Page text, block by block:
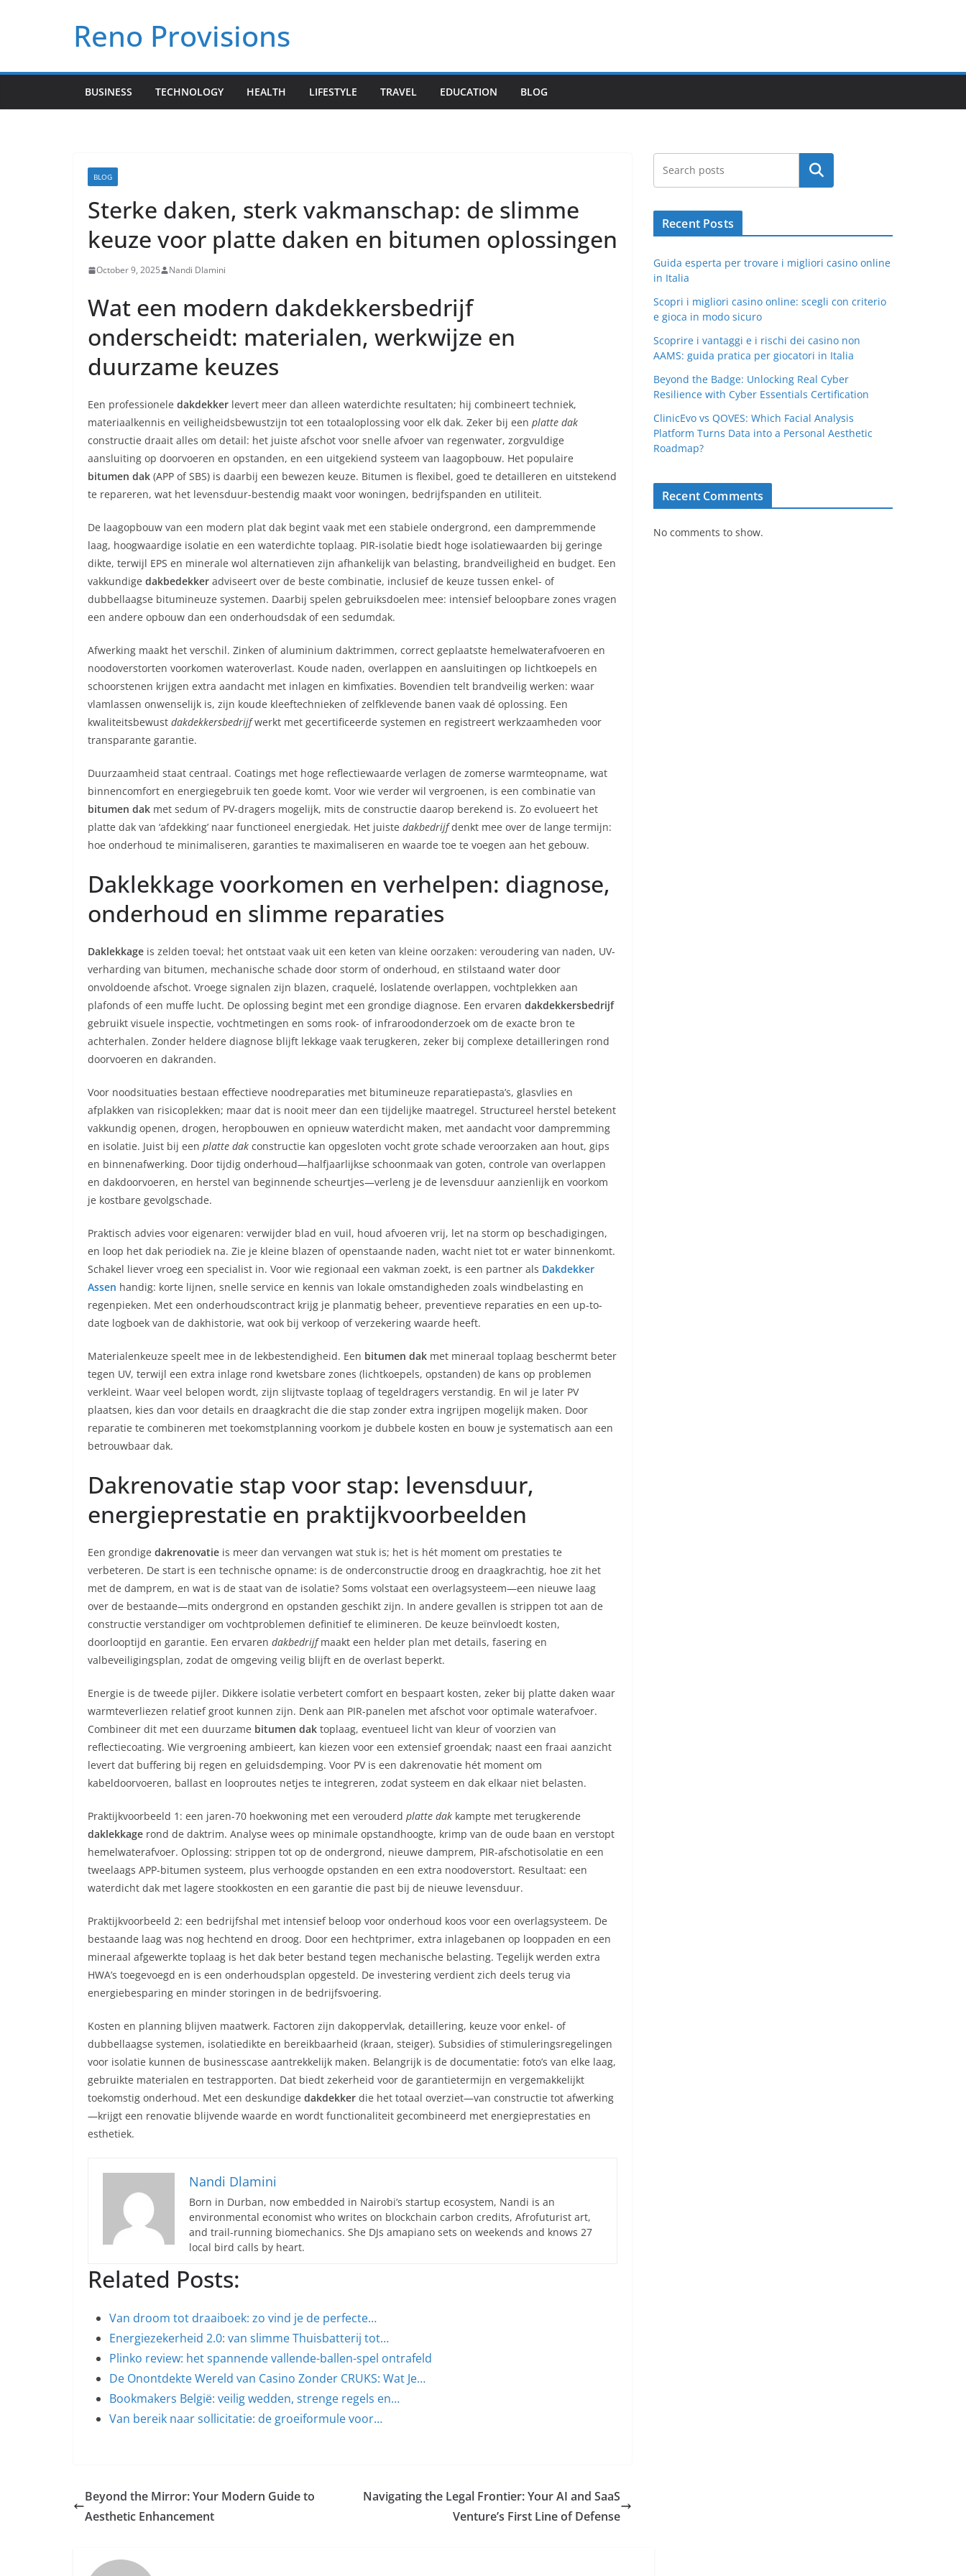
Reno Provisions
BUSINESS TECHNOLOGY HEALTH LIFESTYLE TRAVEL EDUCATION BLOG
BLOG
Sterke daken, sterk vakmanschap: de slimme
keuze voor platte daken en bitumen oplossingen
October 9, 2025 Nandi Dlamini
Wat een modern dakdekkersbedrijf
onderscheidt: materialen, werkwijze en
duurzame keuzes
Een professionele dakdekker levert meer dan alleen waterdichte resultaten; hij combineert techniek,
materiaalkennis en veiligheidsbewustzijn tot een totaaloplossing voor elk dak. Zeker bij een platte dak
constructie draait alles om detail: het juiste afschot voor snelle afvoer van regenwater, zorgvuldige
aansluiting op doorvoeren en opstanden, en een uitgekiend systeem van laagopbouw. Het populaire
bitumen dak (APP of SBS) is daarbij een bewezen keuze. Bitumen is flexibel, goed te detailleren en uitstekend
te repareren, wat het levensduur-bestendig maakt voor woningen, bedrijfspanden en utiliteit.
De laagopbouw van een modern plat dak begint vaak met een stabiele ondergrond, een dampremmende
laag, hoogwaardige isolatie en een waterdichte toplaag. PIR-isolatie biedt hoge isolatiewaarden bij geringe
dikte, terwijl EPS en minerale wol alternatieven zijn afhankelijk van belasting, brandveiligheid en budget. Een
vakkundige dakbedekker adviseert over de beste combinatie, inclusief de keuze tussen enkel- of
dubbellaagse bitumineuze systemen. Daarbij spelen gebruiksdoelen mee: intensief beloopbare zones vragen
een andere opbouw dan een onderhoudsdak of een sedumdak.
Afwerking maakt het verschil. Zinken of aluminium daktrimmen, correct geplaatste hemelwaterafvoeren en
noodoverstorten voorkomen wateroverlast. Koude naden, overlappen en aansluitingen op lichtkoepels en
schoorstenen krijgen extra aandacht met inlagen en kimfixaties. Bovendien telt brandveilig werken: waar
vlamlassen onwenselijk is, zijn koude kleeftechnieken of zelfklevende banen vaak dé oplossing. Een
kwaliteitsbewust dakdekkersbedrijfwerkt met gecertificeerde systemen en registreert werkzaamheden voor
transparante garantie.
Duurzaamheid staat centraal. Coatings met hoge reflectiewaarde verlagen de zomerse warmteopname, wat
binnencomfort en energiegebruik ten goede komt. Voor wie verder wil vergroenen, is een combinatie van
bitumen dak met sedum of PV-dragers mogelijk, mits de constructie daarop berekend is. Zo evolueert het
platte dak van ‘afdekking’ naar functioneel energiedak. Het juiste dakbedrijfdenkt mee over de lange termijn:
hoe onderhoud te minimaliseren, garanties te maximaliseren en waarde toe te voegen aan het gebouw.
Daklekkage voorkomen en verhelpen: diagnose,
onderhoud en slimme reparaties
Daklekkage is zelden toeval; het ontstaat vaak uit een keten van kleine oorzaken: veroudering van naden, UV-
verharding van bitumen, mechanische schade door storm of onderhoud, en stilstaand water door
onvoldoende afschot. Vroege signalen zijn blazen, craquelé, loslatende overlappen, vochtplekken aan
plafonds of een muffe lucht. De oplossing begint met een grondige diagnose. Een ervaren dakdekkersbedrijf
gebruikt visuele inspectie, vochtmetingen en soms rook- of infraroodonderzoek om de exacte bron te
achterhalen. Zonder heldere diagnose blijft lekkage vaak terugkeren, zeker bij complexe detailleringen rond
doorvoeren en dakranden.
Voor noodsituaties bestaan effectieve noodreparaties met bitumineuze reparatiepasta’s, glasvlies en
afplakken van risicoplekken; maar dat is nooit meer dan een tijdelijke maatregel. Structureel herstel betekent
vakkundig openen, drogen, heropbouwen en opnieuw waterdicht maken, met aandacht voor dampremming
en isolatie. Juist bij een platte dak constructie kan opgesloten vocht grote schade veroorzaken aan hout, gips
en binnenafwerking. Door tijdig onderhoud—halfjaarlijkse schoonmaak van goten, controle van overlappen
en dakdoorvoeren, en herstel van beginnende scheurtjes—verleng je de levensduur aanzienlijk en voorkom
je kostbare gevolgschade.
Praktisch advies voor eigenaren: verwijder blad en vuil, houd afvoeren vrij, let na storm op beschadigingen,
en loop het dak periodiek na. Zie je kleine blazen of openstaande naden, wacht niet tot er water binnenkomt.
Schakel liever vroeg een specialist in. Voor wie regionaal een vakman zoekt, is een partner als Dakdekker
Assen handig: korte lijnen, snelle service en kennis van lokale omstandigheden zoals windbelasting en
regenpieken. Met een onderhoudscontract krijg je planmatig beheer, preventieve reparaties en een up-to-
date logboek van de dakhistorie, wat ook bij verkoop of verzekering waarde heeft.
Materialenkeuze speelt mee in de lekbestendigheid. Een bitumen dak met mineraal toplaag beschermt beter
tegen UV, terwijl een extra inlage rond kwetsbare zones (lichtkoepels, opstanden) de kans op problemen
verkleint. Waar veel belopen wordt, zijn slijtvaste toplaag of tegeldragers verstandig. En wil je later PV
plaatsen, kies dan voor details en draagkracht die die stap zonder extra ingrijpen mogelijk maken. Door
reparatie te combineren met toekomstplanning voorkom je dubbele kosten en bouw je systematisch aan een
betrouwbaar dak.
Dakrenovatie stap voor stap: levensduur,
energieprestatie en praktijkvoorbeelden
Een grondige dakrenovatie is meer dan vervangen wat stuk is; het is hét moment om prestaties te
verbeteren. De start is een technische opname: is de onderconstructie droog en draagkrachtig, hoe zit het
met de damprem, en wat is de staat van de isolatie? Soms volstaat een overlagsysteem—een nieuwe laag
over de bestaande—mits ondergrond en opstanden geschikt zijn. In andere gevallen is strippen tot aan de
constructie verstandiger om vochtproblemen definitief te elimineren. De keuze beïnvloedt kosten,
doorlooptijd en garantie. Een ervaren dakbedrijfmaakt een helder plan met details, fasering en
valbeveiligingsplan, zodat de omgeving veilig blijft en de overlast beperkt.
Energie is de tweede pijler. Dikkere isolatie verbetert comfort en bespaart kosten, zeker bij platte daken waar
warmteverliezen relatief groot kunnen zijn. Denk aan PIR-panelen met afschot voor optimale waterafvoer.
Combineer dit met een duurzame bitumen dak toplaag, eventueel licht van kleur of voorzien van
reflectiecoating. Wie vergroening ambieert, kan kiezen voor een extensief groendak; naast een fraai aanzicht
levert dat buffering bij regen en geluidsdemping. Voor PV is een dakrenovatie hét moment om
kabeldoorvoeren, ballast en looproutes netjes te integreren, zodat systeem en dak elkaar niet belasten.
Praktijkvoorbeeld 1: een jaren-70 hoekwoning met een verouderd platte dak kampte met terugkerende
daklekkage rond de daktrim. Analyse wees op minimale opstandhoogte, krimp van de oude baan en verstopt
hemelwaterafvoer. Oplossing: strippen tot op de ondergrond, nieuwe damprem, PIR-afschotisolatie en een
tweelaags APP-bitumen systeem, plus verhoogde opstanden en een extra noodoverstort. Resultaat: een
waterdicht dak met lagere stookkosten en een garantie die past bij de nieuwe levensduur.
Praktijkvoorbeeld 2: een bedrijfshal met intensief beloop voor onderhoud koos voor een overlagsysteem. De
bestaande laag was nog hechtend en droog. Door een hechtprimer, extra inlagebanen op looppaden en een
mineraal afgewerkte toplaag is het dak beter bestand tegen mechanische belasting. Tegelijk werden extra
HWA’s toegevoegd en is een onderhoudsplan opgesteld. De investering verdient zich deels terug via
energiebesparing en minder storingen in de bedrijfsvoering.
Kosten en planning blijven maatwerk. Factoren zijn dakoppervlak, detaillering, keuze voor enkel- of
dubbellaagse systemen, isolatiedikte en bereikbaarheid (kraan, steiger). Subsidies of stimuleringsregelingen
voor isolatie kunnen de businesscase aantrekkelijk maken. Belangrijk is de documentatie: foto’s van elke laag,
gebruikte materialen en testrapporten. Dat biedt zekerheid voor de garantietermijn en vergemakkelijkt
toekomstig onderhoud. Met een deskundige dakdekker die het totaal overziet—van constructie tot afwerking
—krijgt een renovatie blijvende waarde en wordt functionaliteit gecombineerd met energieprestaties en
esthetiek.
Nandi Dlamini
Born in Durban, now embedded in Nairobi’s startup ecosystem, Nandi is an
environmental economist who writes on blockchain carbon credits, Afrofuturist art,
and trail-running biomechanics. She DJs amapiano sets on weekends and knows 27
local bird calls by heart.
Related Posts:
Van droom tot draaiboek: zo vind je de perfecte…
Energiezekerheid 2.0: van slimme Thuisbatterij tot…
Plinko review: het spannende vallende-ballen-spel ontrafeld
De Onontdekte Wereld van Casino Zonder CRUKS: Wat Je…
Bookmakers België: veilig wedden, strenge regels en…
Van bereik naar sollicitatie: de groeiformule voor…
Beyond the Mirror: Your Modern Guide to
Aesthetic Enhancement
Navigating the Legal Frontier: Your AI and SaaS
Venture’s First Line of Defense
Search
Recent Posts
Guida esperta per trovare i migliori casino online
in Italia
Scopri i migliori casino online: scegli con criterio
e gioca in modo sicuro
Scoprire i vantaggi e i rischi dei casino non
AAMS: guida pratica per giocatori in Italia
Beyond the Badge: Unlocking Real Cyber
Resilience with Cyber Essentials Certification
ClinicEvo vs QOVES: Which Facial Analysis
Platform Turns Data into a Personal Aesthetic
Roadmap?
Recent Comments
No comments to show.